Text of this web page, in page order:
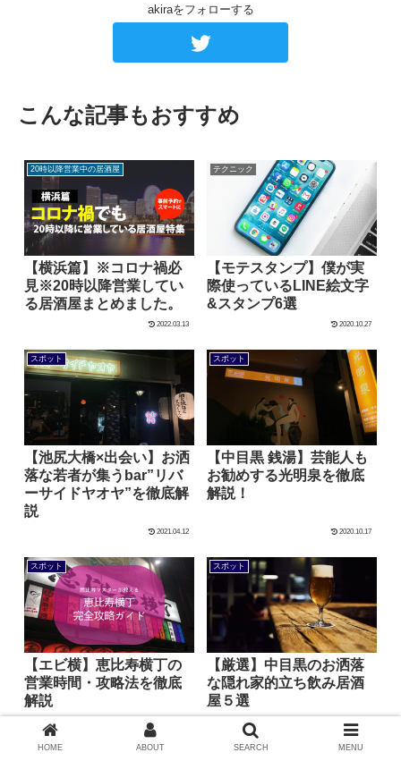
akiraをフォローする
こんな記事もおすすめ
20時以降営業中の居酒屋
【横浜篇】※コロナ禍必
見※20時以降営業してい
る居酒屋まとめました。
2022.03.13
テクニック
【モテスタンプ】僕が実
際使っているLINE絵文字
&スタンプ6選
2020.10.27
スポット
【池尻大橋×出会い】お洒
落な若者が集うbar”リバ
ーサイドヤオヤ”を徹底解
説
2021.04.12
スポット
【中目黒 銭湯】芸能人も
お勧めする光明泉を徹底
解説！
2020.10.17
スポット
【エビ横】恵比寿横丁の
営業時間・攻略法を徹底
解説
スポット
【厳選】中目黒のお洒落
な隠れ家的立ち飲み居酒
屋５選
HOME ABOUT SEARCH MENU